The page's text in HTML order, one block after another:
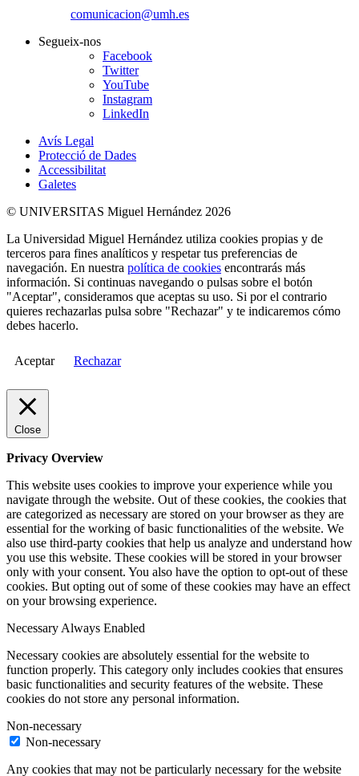
comunicacion@umh.es
Segueix-nos
Facebook
Twitter
YouTube
Instagram
LinkedIn
Avís Legal
Protecció de Dades
Accessibilitat
Galetes
© UNIVERSITAS Miguel Hernández 2026
La Universidad Miguel Hernández utiliza cookies propias y de
terceros para fines analíticos y respetar tus preferencias de
navegación. En nuestra política de cookies encontrarás más
información. Si continuas navegando o pulsas sobre el botón
"Aceptar", consideramos que aceptas su uso. Si por el contrario
quieres rechazarlas pulsa sobre "Rechazar" y te indicaremos cómo
debes hacerlo.
Aceptar Rechazar
Close
Privacy Overview
This website uses cookies to improve your experience while you
navigate through the website. Out of these cookies, the cookies that
are categorized as necessary are stored on your browser as they are
essential for the working of basic functionalities of the website. We
also use third-party cookies that help us analyze and understand how
you use this website. These cookies will be stored in your browser
only with your consent. You also have the option to opt-out of these
cookies. But opting out of some of these cookies may have an effect
on your browsing experience.
NecessaryAlways Enabled
Necessary cookies are absolutely essential for the website to
function properly. This category only includes cookies that ensures
basic functionalities and security features of the website. These
cookies do not store any personal information.
Non-necessary
Non-necessary
Any cookies that may not be particularly necessary for the website